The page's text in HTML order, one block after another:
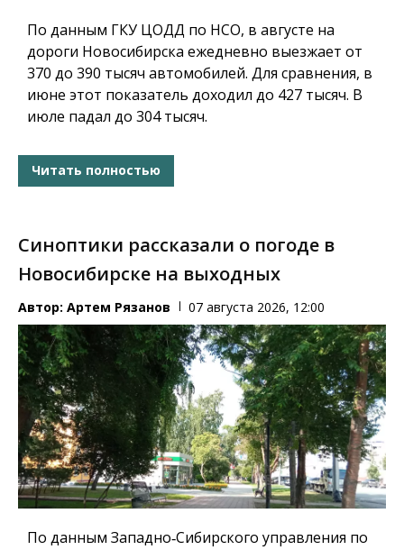
По данным ГКУ ЦОДД по НСО, в августе на
дороги Новосибирска ежедневно выезжает от
370 до 390 тысяч автомобилей. Для сравнения, в
июне этот показатель доходил до 427 тысяч. В
июле падал до 304 тысяч.
Читать полностью
Синоптики рассказали о погоде в
Новосибирске на выходных
Автор: Артем Рязанов 07 августа 2026, 12:00
По данным Западно‑Сибирского управления по